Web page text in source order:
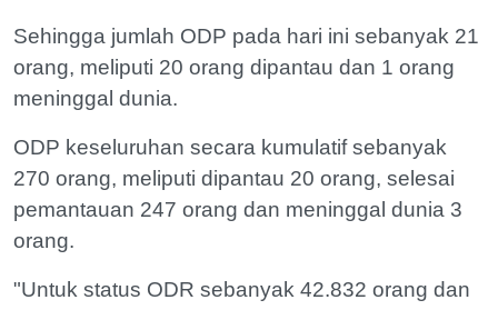
Sehingga jumlah ODP pada hari ini sebanyak 21
orang, meliputi 20 orang dipantau dan 1 orang
meninggal dunia.
ODP keseluruhan secara kumulatif sebanyak
270 orang, meliputi dipantau 20 orang, selesai
pemantauan 247 orang dan meninggal dunia 3
orang.
"Untuk status ODR sebanyak 42.832 orang dan